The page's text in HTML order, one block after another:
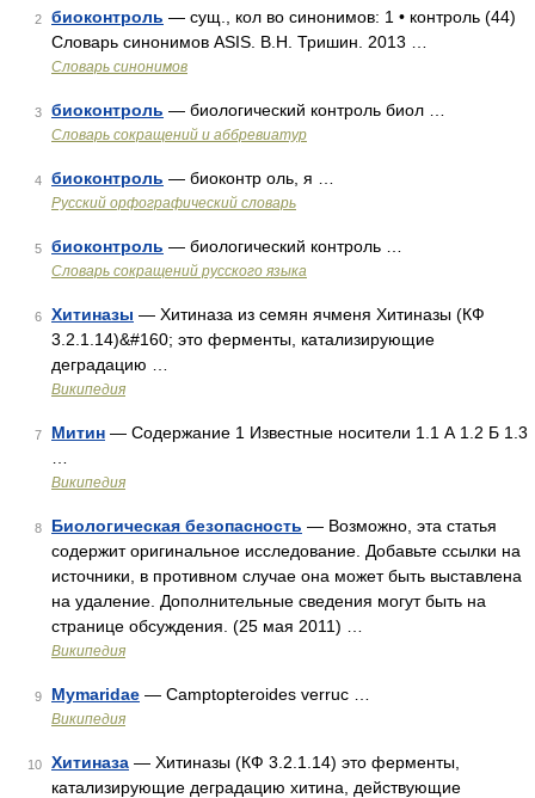
2 биоконтроль — сущ., кол во синонимов: 1 • контроль (44)
Словарь синонимов ASIS. В.Н. Тришин. 2013 …
Словарь синонимов
3 биоконтроль — биологический контроль биол …
Словарь сокращений и аббревиатур
4 биоконтроль — биоконтр оль, я …
Русский орфографический словарь
5 биоконтроль — биологический контроль …
Словарь сокращений русского языка
6 Хитиназы — Хитиназа из семян ячменя Хитиназы (КФ
3.2.1.14)&#160; это ферменты, катализирующие
деградацию …
Википедия
7 Митин — Содержание 1 Известные носители 1.1 А 1.2 Б 1.3
Википедия
8 Биологическая безопасность — Возможно, эта статья
содержит оригинальное исследование. Добавьте ссылки на
источники, в противном случае она может быть выставлена
на удаление. Дополнительные сведения могут быть на
странице обсуждения. (25 мая 2011) …
Википедия
9 Mymaridae — Camptopteroides verruc …
Википедия
10 Хитиназа — Хитиназы (КФ 3.2.1.14) это ферменты,
катализирующие деградацию хитина, действующие